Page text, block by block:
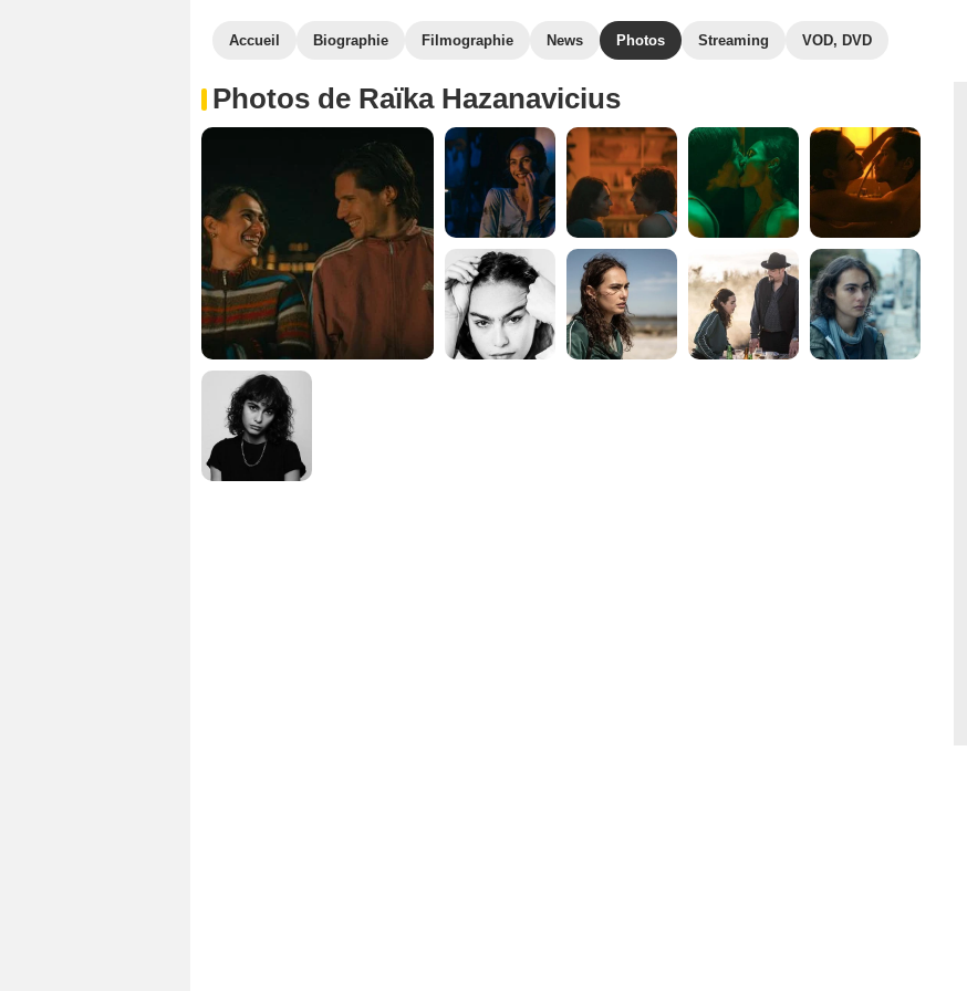
Accueil Biographie Filmographie News Photos Streaming VOD, DVD
Photos de Raïka Hazanavicius